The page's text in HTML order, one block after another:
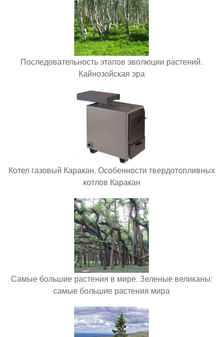
Последовательность этапов эволюции растений.
Кайнозойская эра
Котел газовый Каракан. Особенности твердотопливных
котлов Каракан
Самые большие растения в мире. Зеленые великаны:
самые большие растения мира